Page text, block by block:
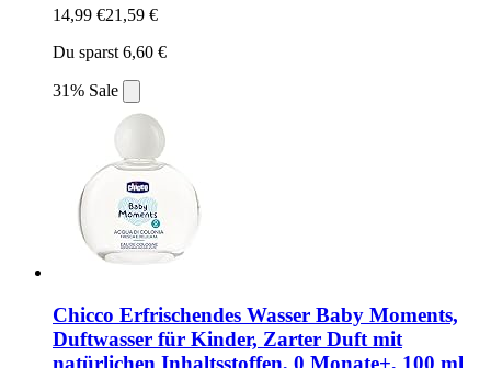
14,99 €21,59 €
Du sparst 6,60 €
31% Sale
Chicco Erfrischendes Wasser Baby Moments,
Duftwasser für Kinder, Zarter Duft mit
natürlichen Inhaltsstoffen, 0 Monate+, 100 ml